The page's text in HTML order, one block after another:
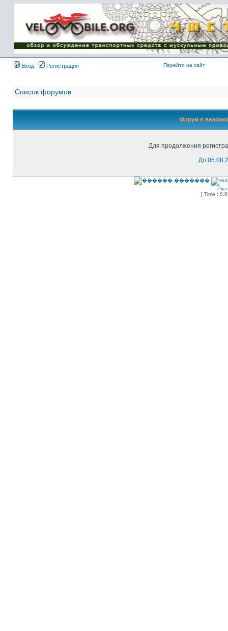
Имя пользователя:
Пароль:
{ LOG_ME_IN_SHORT
}
Вход
Регистрация Перейти на сайт
Список форумов
Форум о
Для продолжения
До
[ Time :